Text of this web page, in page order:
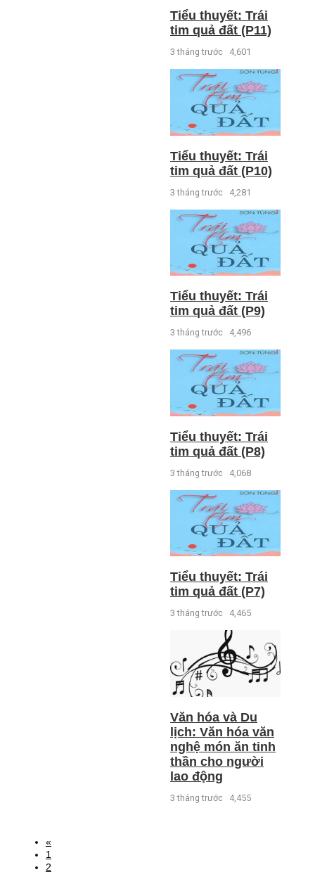
Tiểu thuyết: Trái
tim quả đất (P11)
3 tháng trước 4,601
Tiểu thuyết: Trái
tim quả đất (P10)
3 tháng trước 4,281
Tiểu thuyết: Trái
tim quả đất (P9)
3 tháng trước 4,496
Tiểu thuyết: Trái
tim quả đất (P8)
3 tháng trước 4,068
Tiểu thuyết: Trái
tim quả đất (P7)
3 tháng trước 4,465
Văn hóa và Du
lịch: Văn hóa văn
nghệ món ăn tinh
thần cho người
lao động
3 tháng trước 4,455
«
1
2